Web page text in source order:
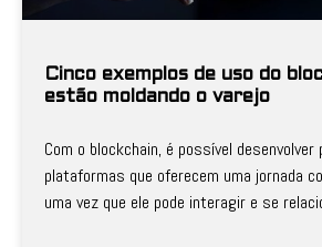
Cinco exemplos de uso do
estão moldando o varejo
Com o blockchain, é possível
plataformas que oferecem uma jornada
uma vez que ele pode interagir e se